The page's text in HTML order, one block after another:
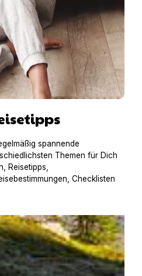
spannende
Themen für Dich
Reisetipps,
Checklisten